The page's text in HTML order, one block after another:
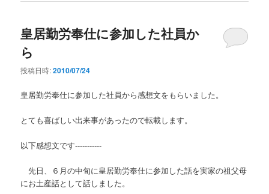
皇居勤労奉仕に参加した社員か
ら
投稿日時:2010/07/24
皇居勤労奉仕に参加した社員から感想文をもらいました。
とても喜ばしい出来事があったので転載します。
以下感想文です-----------
先日、６月の中旬に皇居勤労奉仕に参加した話を実家の祖父母
にお土産話として話しました。